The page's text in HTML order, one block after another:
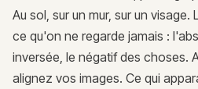
Au sol, sur un mur, sur un
ce qu'on ne regarde jamais :
inversée, le négatif des choses.
alignez vos images. Ce qui